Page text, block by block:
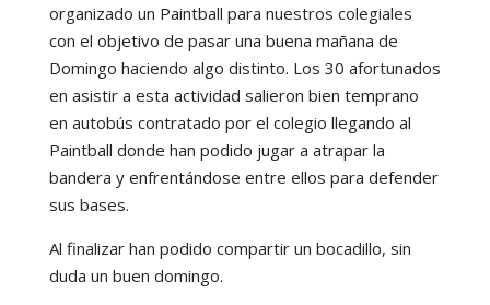
organizado un Paintball para nuestros colegiales
con el objetivo de pasar una buena mañana de
Domingo haciendo algo distinto. Los 30 afortunados
en asistir a esta actividad salieron bien temprano
en autobús contratado por el colegio llegando al
Paintball donde han podido jugar a atrapar la
bandera y enfrentándose entre ellos para defender
sus bases.
Al finalizar han podido compartir un bocadillo, sin
duda un buen domingo.